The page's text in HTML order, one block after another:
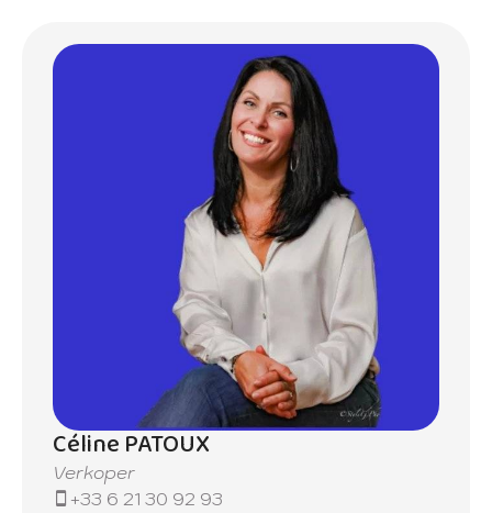
Céline PATOUX
Verkoper
+33 6 21 30 92 93